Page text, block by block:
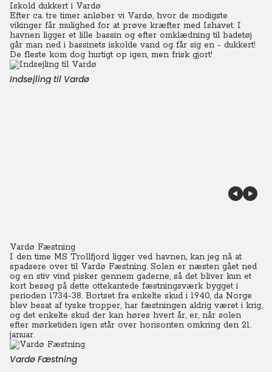
Iskold dukkert i Vardø
Efter ca. tre timer anløber vi Vardø, hvor de modigste
vikinger får mulighed for at prøve kræfter med Ishavet. I
havnen ligger et lille bassin og efter omklædning til badetøj
går man ned i bassinets iskolde vand og får sig en - dukkert!
De fleste kom dog hurtigt op igen, men frisk gjort!
Indsejling til Vardø
Vardø Fæstning
I den time MS Trollfjord ligger ved havnen, kan jeg nå at
spadsere over til Vardø Fæstning. Solen er næsten gået ned
og en stiv vind pisker gennem gaderne, så det bliver kun et
kort besøg på dette ottekantede fæstningsværk bygget i
perioden 1734-38. Bortset fra enkelte skud i 1940, da Norge
blev besat af tyske tropper, har fæstningen aldrig været i krig,
og det enkelte skud der kan høres hvert år, er, når solen
efter mørketiden igen står over horisonten omkring den 21.
januar.
Vardø Fæstning